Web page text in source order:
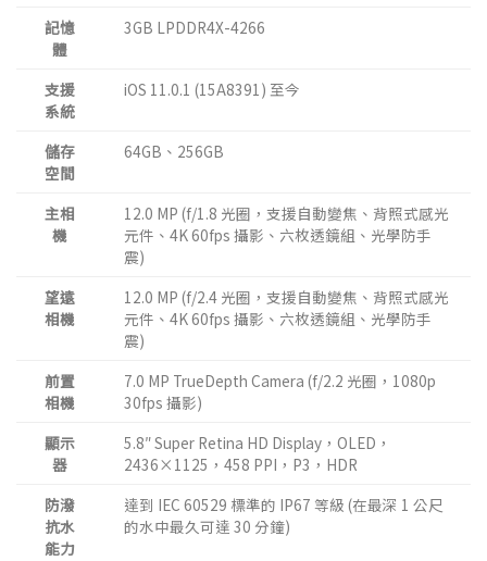
記憶
體
3GB LPDDR4X-4266
支援
系統
iOS 11.0.1 (15A8391) 至今
儲存
空間
64GB、256GB
主相
機
12.0 MP (f/1.8 光圈，支援自動變焦、背照式感光
元件、4K 60fps 攝影、六枚透鏡組、光學防手
震)
望遠
相機
12.0 MP (f/2.4 光圈，支援自動變焦、背照式感光
元件、4K 60fps 攝影、六枚透鏡組、光學防手
震)
前置
相機
7.0 MP TrueDepth Camera (f/2.2 光圈，1080p
30fps 攝影)
顯示
器
5.8″ Super Retina HD Display，OLED，
2436×1125，458 PPI，P3，HDR
防潑
抗水
能力
達到 IEC 60529 標準的 IP67 等級 (在最深 1 公尺
的水中最久可達 30 分鐘)